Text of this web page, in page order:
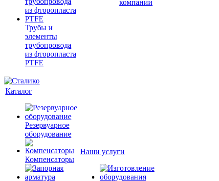
Трубы и
элементы
трубопровода
из фторопласта
PTFE
компании
Каталог
Резервуарное
оборудование
Компенсаторы
Наши услуги